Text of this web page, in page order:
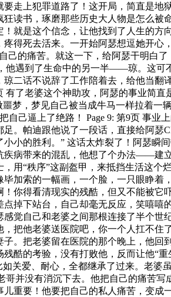
走上犯罪道路了！这开局，简直是
读书，琢磨那些历史大人物是怎么
就是这个信念，让他找到了人生的
得死去活来。一开始阿瑟想逗她开
己的痛苦。就这一下，给阿瑟干明白
他遇到了生命中的另一半——琼。这
二话不说辞了工作陪着去，给他当
有了老婆这个神助攻，阿瑟的事业简
梦，梦见自己被当成牛马一样拉着
自己逼上了绝路！ Page 9: 第9页 事
。帕迪跟他说了一段话，直接给阿
小的胜利。” 这话太炸裂了！阿瑟瞬
疾病带来的混乱，他想了个办法——建
“秩序”这副盔甲，来抵挡生活这个
加索的一幅画，一个脸，一只眼睁
你得看清现实的残酷，但又不能被它
掉下站台，自己却毫无反应，笑嘻
觉自己和老婆之间那根连接了半个世
把他老婆送医院吧，你一个人扛不
。把老婆留在医院的那个晚上，他回
酷的考验，没有打败他，反而让他“
关爱、耐心，全都继承了过来。老
哥并没有消沉下去。他把自己的痛苦
重要！他要把自己的私人痛苦，变